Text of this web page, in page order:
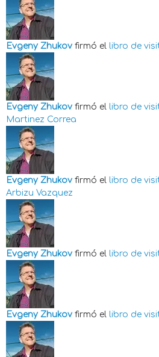
Evgeny Zhukov firmó el libro de
Evgeny Zhukov firmó el libro de
Martinez Correa
Evgeny Zhukov firmó el libro de
Arbizu Vazquez
Evgeny Zhukov firmó el libro de
Evgeny Zhukov firmó el libro de